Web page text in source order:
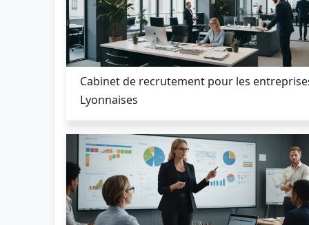
Cabinet de recrutement pour les
Lyonnaises